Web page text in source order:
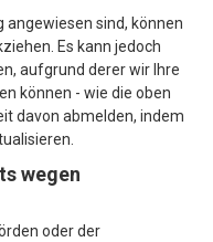
sind, können
Es kann jedoch
aufgrund derer wir Ihre
können - wie die oben
davon abmelden, indem
wegen
oder der